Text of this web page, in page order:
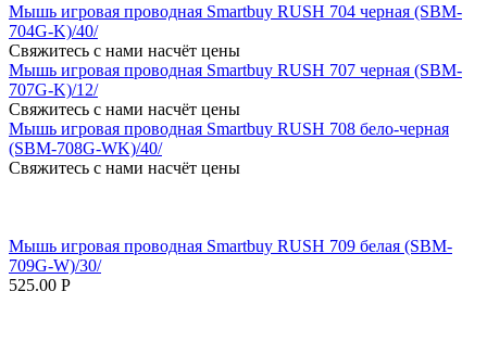
Мышь игровая проводная Smartbuy RUSH 704 черная (SBM-
704G-K)/40/
Свяжитесь с нами насчёт цены
Мышь игровая проводная Smartbuy RUSH 707 черная (SBM-
707G-K)/12/
Свяжитесь с нами насчёт цены
Мышь игровая проводная Smartbuy RUSH 708 бело-черная
(SBM-708G-WK)/40/
Свяжитесь с нами насчёт цены
Мышь игровая проводная Smartbuy RUSH 709 белая (SBM-
709G-W)/30/
525.00 Р